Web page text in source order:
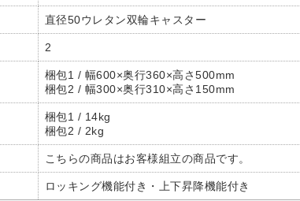
直径50ウレタン双輪キャスター
2
梱包1 / 幅600×奥行360×高さ500mm
梱包2 / 幅300×奥行310×高さ150mm
梱包1 / 14kg
梱包2 / 2kg
こちらの商品はお客様組立の商品です。
ロッキング機能付き・上下昇降機能付き